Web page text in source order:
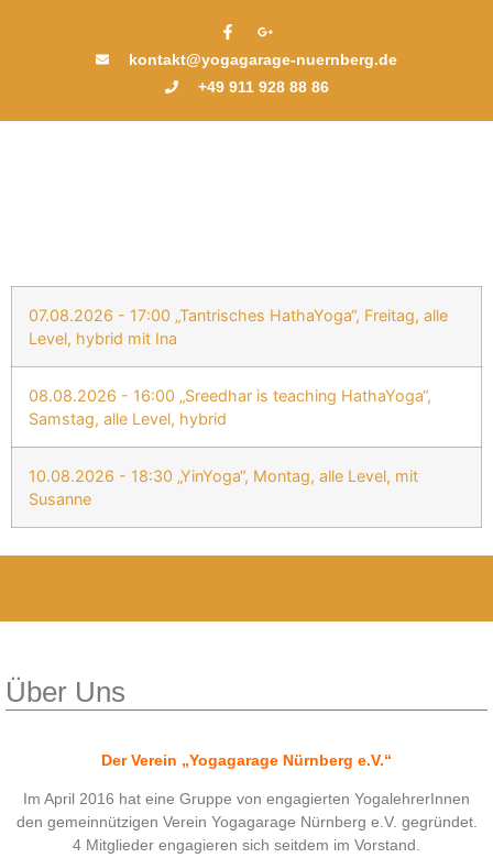
kontakt@yogagarage-nuernberg.de
+49 911 928 88 86
07.08.2026 - 17:00 „Tantrisches HathaYoga“, Freitag, alle
Level, hybrid mit Ina
08.08.2026 - 16:00 „Sreedhar is teaching HathaYoga“,
Samstag, alle Level, hybrid
10.08.2026 - 18:30 „YinYoga“, Montag, alle Level, mit
Susanne
Über Uns
Der Verein „Yogagarage Nürnberg e.V.“
Im April 2016 hat eine Gruppe von engagierten YogalehrerInnen
den gemeinnützigen Verein Yogagarage Nürnberg e.V. gegründet.
4 Mitglieder engagieren sich seitdem im Vorstand.